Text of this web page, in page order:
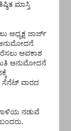
ಮಾಸ್ತಿ
ಅಧ್ಯಕ್ಷ ಜಾರ್ಜ್
ಅವಕಾಶ
ಅನುಮೋದನೆ
ಸೆನೆಟ್ ವಾರದ
ನಡುವೆ